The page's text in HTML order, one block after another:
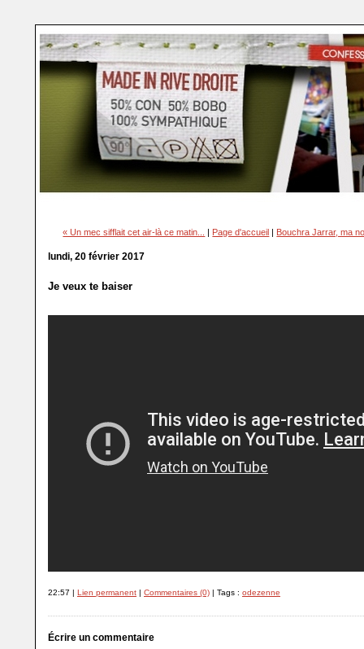
« Un mec sifflait cet air-là ce matin... | Page d'accueil | Bouchra Jarrar, ma
lundi, 20 février 2017
Je veux te baiser
22:57 | Lien permanent | Commentaires (0) | Tags : odezenne
Écrire un commentaire